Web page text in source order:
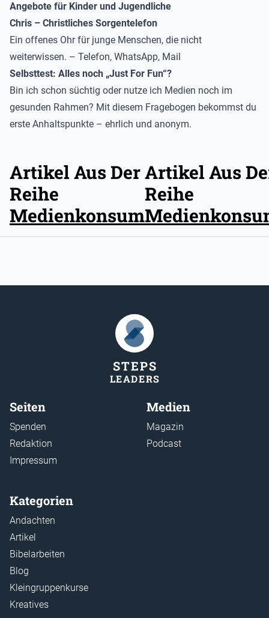
Angebote für Kinder und Jugendliche
Chris – Christliches Sorgentelefon
Ein offenes Ohr für junge Menschen, die nicht
weiterwissen. – Telefon, WhatsApp, Mail
Selbsttest: Alles noch „Just For Fun“?
Bin ich schon süchtig oder nutze ich Medien noch im
gesunden Rahmen? Mit diesem Fragebogen bekommst du
erste Anhaltspunkte – ehrlich und anonym.
Artikel Aus Der
Reihe
Medienkonsum
Artikel Aus
Reihe
STEPS
LEADERS
Seiten
Spenden
Redaktion
Impressum
Medien
Magazin
Podcast
Kategorien
Andachten
Artikel
Bibelarbeiten
Blog
Kleingruppenkurse
Kreatives